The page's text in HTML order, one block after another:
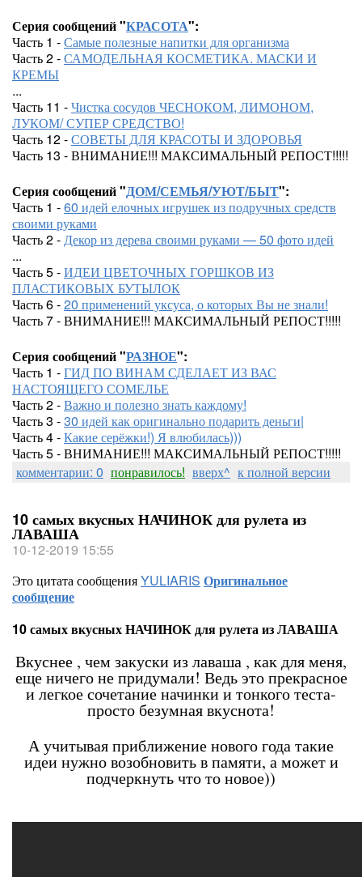
Серия сообщений "КРАСОТА":
Часть 1 -Самые полезные напитки для организма
Часть 2 -САМОДЕЛЬНАЯ КОСМЕТИКА. МАСКИ И
КРЕМЫ
...
Часть 11 -Чистка сосудов ЧЕСНОКОМ, ЛИМОНОМ,
ЛУКОМ/ СУПЕР СРЕДСТВО!
Часть 12 -СОВЕТЫ ДЛЯ КРАСОТЫ И ЗДОРОВЬЯ
Часть 13 - ВНИМАНИЕ!!! МАКСИМАЛЬНЫЙ РЕПОСТ!!!!!
Серия сообщений "ДОМ/СЕМЬЯ/УЮТ/БЫТ":
Часть 1 -60 идей елочных игрушек из подручных средств
своими руками
Часть 2 -Декор из дерева своими руками — 50 фото идей
...
Часть 5 -ИДЕИ ЦВЕТОЧНЫХ ГОРШКОВ ИЗ
ПЛАСТИКОВЫХ БУТЫЛОК
Часть 6 -20 применений уксуса, о которых Вы не знали!
Часть 7 - ВНИМАНИЕ!!! МАКСИМАЛЬНЫЙ РЕПОСТ!!!!!
Серия сообщений "РАЗНОЕ":
Часть 1 -ГИД ПО ВИНАМ СДЕЛАЕТ ИЗ ВАС
НАСТОЯЩЕГО СОМЕЛЬЕ
Часть 2 -Важно и полезно знать каждому!
Часть 3 -30 идей как оригинально подарить деньги|
Часть 4 -Какие серёжки!) Я влюбилась)))
Часть 5 - ВНИМАНИЕ!!! МАКСИМАЛЬНЫЙ РЕПОСТ!!!!!
комментарии: 0 понравилось! вверх^ к полной версии
10 самых вкусных НАЧИНОК для рулета из
ЛАВАША
10-12-2019 15:55
Это цитата сообщенияYULIARIS Оригинальное
сообщение
10 самых вкусных НАЧИНОК для рулета из ЛАВАША
Вкуснее , чем закуски из лаваша , как для меня,
еще ничего не придумали! Ведь это прекрасное
и легкое сочетание начинки и тонкого теста-
просто безумная вкуснота!
А учитывая приближение нового года такие
идеи нужно возобновить в памяти, а может и
подчеркнуть что то новое))